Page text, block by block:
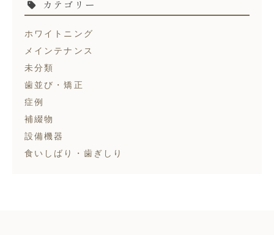
カテゴリー
ホワイトニング
メインテナンス
未分類
歯並び・矯正
症例
補綴物
設備機器
食いしばり・歯ぎしり